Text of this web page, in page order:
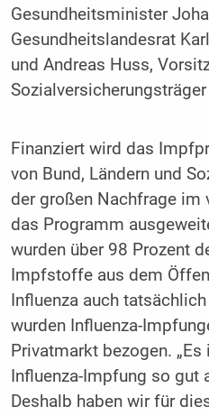
Gesundheitsminister
Gesundheitslandesrat
und Andreas Huss,
Sozialversicherungsträger
Finanziert wird das
von Bund, Ländern und
der großen Nachfrage im
das Programm
wurden über 98 Prozent
Impfstoffe aus dem
Influenza auch
wurden Influenza-
Privatmarkt bezogen.
Influenza-Impfung so gut
Deshalb haben wir für